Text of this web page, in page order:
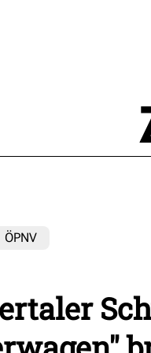
ÖPNV